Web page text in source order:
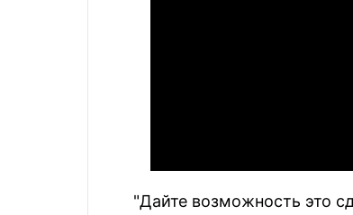
"Дайте возможность это